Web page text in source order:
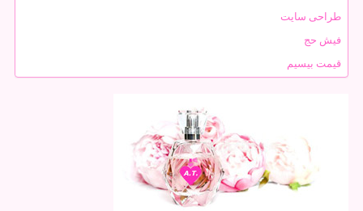
طراحی سایت
فیش حج
قیمت بیسیم